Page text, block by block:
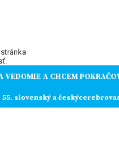
VEDOMIE A CHCEM
55. slovenský a